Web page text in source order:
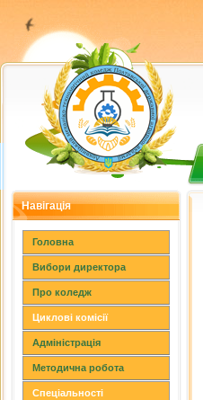
Навігація
Головна
Вибори директора
Про коледж
Циклові комісії
Адміністрація
Методична робота
Спеціальності